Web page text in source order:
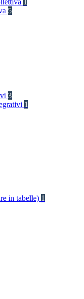
1
5
3
1
in tabelle) 1